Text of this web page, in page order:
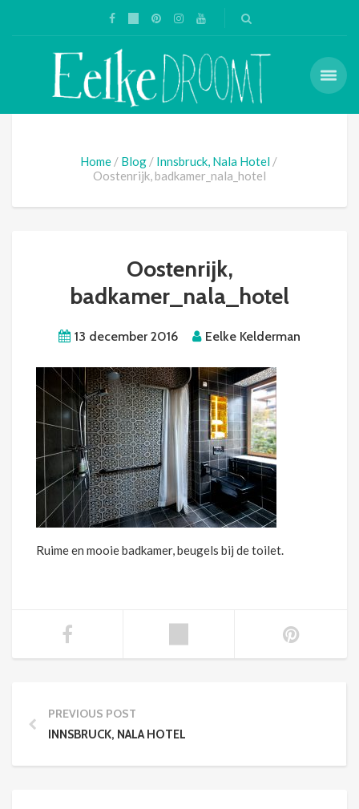
Home Blog
Innsbruck, Nala Hotel
Oostenrijk, badkamer_nala_hotel
Oostenrijk,
badkamer_nala_hotel
13 december 2016 Eelke Kelderman
Ruime en mooie badkamer, beugels bij de toilet.
PREVIOUS POST
INNSBRUCK, NALA HOTEL